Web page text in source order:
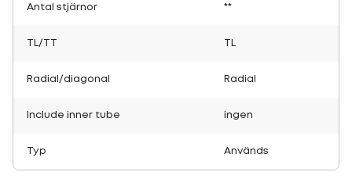
Antal stjärnor **
TL/TT TL
Radial/diagonal Radial
Include inner tube ingen
Typ Används